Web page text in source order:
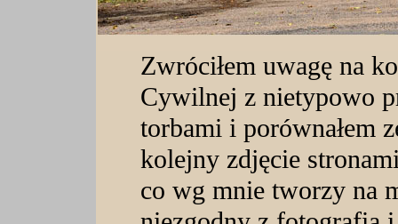
Zwróciłem uwagę na
Cywilnej z nietypowo
torbami i porównałem
kolejny zdjęcie
co wg mnie tworzy na